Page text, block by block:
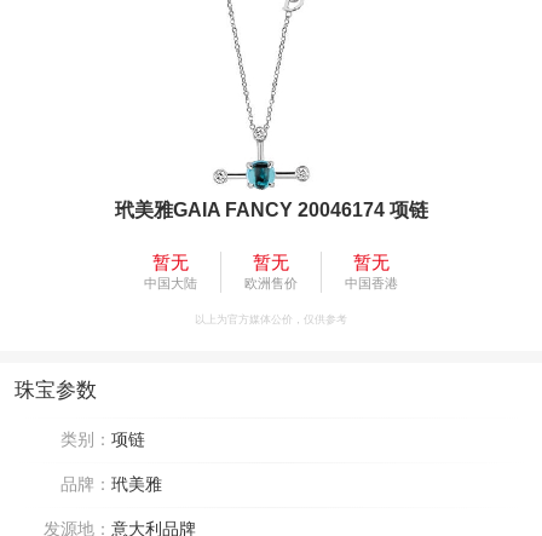
玳美雅GAIA FANCY 20046174 项链
暂无
中国大陆
暂无
欧洲售价
暂无
中国香港
以上为官方媒体公价，仅供参考
珠宝参数
类别： 项链
品牌： 玳美雅
发源地： 意大利品牌